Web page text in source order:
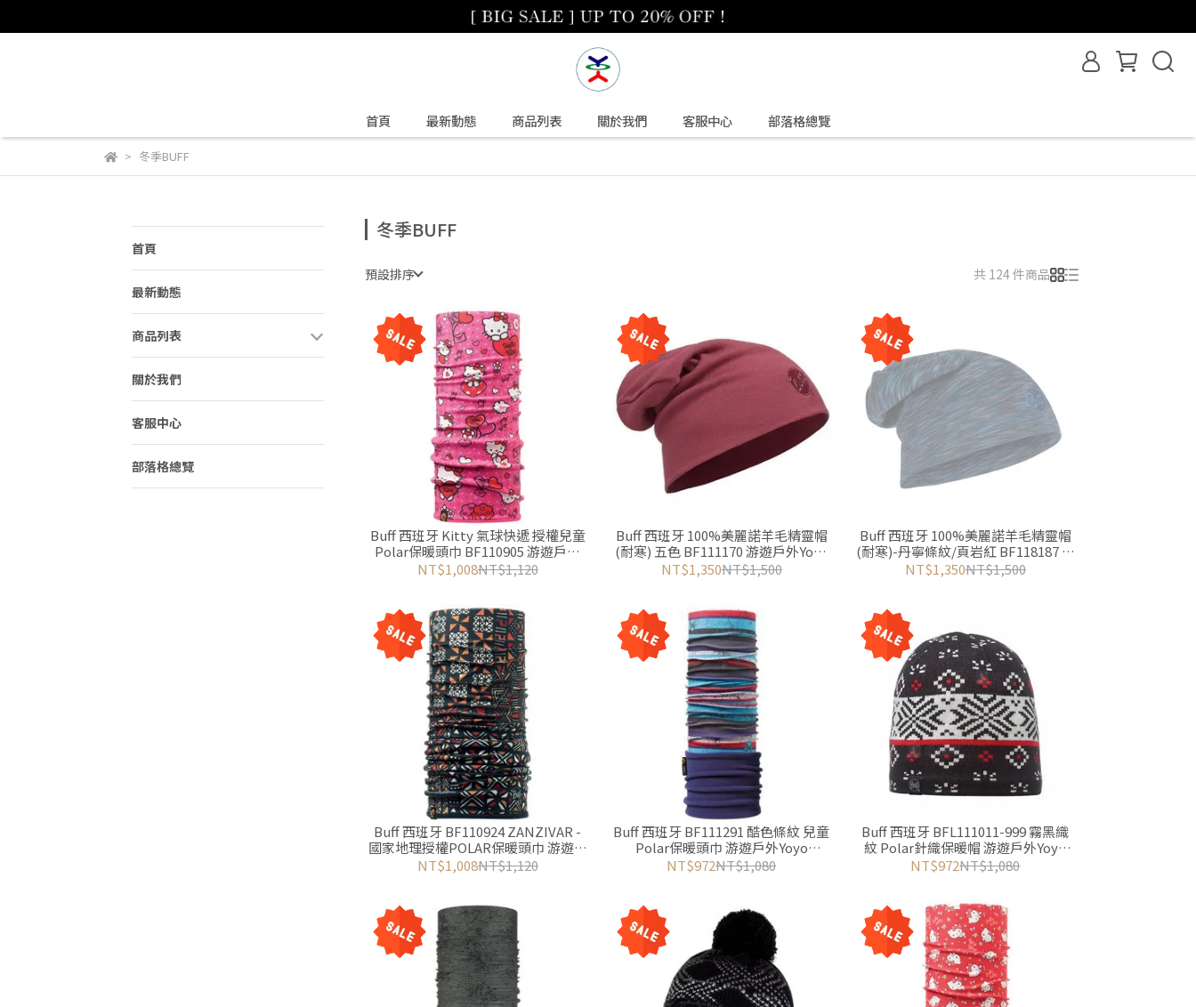
首頁 最新動態 商品列表 關於我們 客服中心 部落格總覽
冬季BUFF
首頁
最新動態
商品列表
關於我們
客服中心
部落格總覽
冬季BUFF
預設排序 共 124 件商品
Buff 西班牙 Kitty 氣球快遞 授權兒童
Polar保暖頭巾 BF110905 游遊戶外
Yoyo Outdoor
NT$1,008NT$1,120
Buff 西班牙 100%美麗諾羊毛精靈帽
(耐寒) 五色 BF111170 游遊戶外Yoyo
Outdoor
NT$1,350NT$1,500
Buff 西班牙 100%美麗諾羊毛精靈帽
(耐寒)-丹寧條紋/頁岩紅 BF118187 游
遊戶外Yoyo Outdoor
NT$1,350NT$1,500
Buff 西班牙 BF110924 ZANZIVAR -
國家地理授權POLAR保暖頭巾 游遊戶
外Yoyo Outdoor
NT$1,008NT$1,120
Buff 西班牙 BF111291 酷色條紋 兒童
Polar保暖頭巾 游遊戶外Yoyo
Outdoor
NT$972NT$1,080
Buff 西班牙 BFL111011-999 霧黑織
紋 Polar針織保暖帽 游遊戶外Yoyo
Outdoor
NT$972NT$1,080